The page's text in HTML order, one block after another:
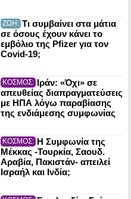
ΖΩΗ: Τι συμβαίνει στα μάτια
σε όσους έχουν κάνει το
εμβόλιο της Pfizer για τον
Covid-19;
ΚΟΣΜΟΣ: Ιράν: «Όχι» σε
απευθείας διαπραγματεύσεις
με ΗΠΑ λόγω παραβίασης
της ενδιάμεσης συμφωνίας
ΚΟΣΜΟΣ: Η Συμφωνία της
Μέκκας -Τουρκία, Σαουδ.
Αραβία, Πακιστάν- απειλεί
Ισραήλ και Ινδία;